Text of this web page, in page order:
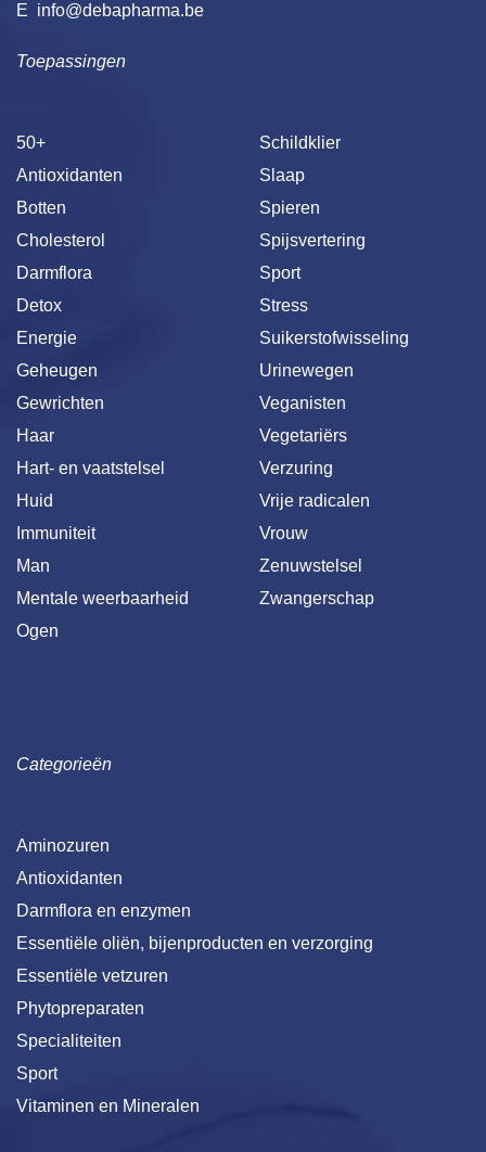
Toepassingen
50+
Antioxidanten
Botten
Cholesterol
Darmflora
Detox
Energie
Geheugen
Gewrichten
Haar
Hart- en vaatstelsel
Huid
Immuniteit
Man
Mentale weerbaarheid
Ogen
Schildklier
Slaap
Spieren
Spijsvertering
Sport
Stress
Suikerstofwisseling
Urinewegen
Veganisten
Vegetariërs
Verzuring
Vrije radicalen
Vrouw
Zenuwstelsel
Zwangerschap
E info@debapharma.be
Categorieën
Aminozuren
Antioxidanten
Darmflora en enzymen
Essentiële oliën, bijenproducten en verzorging
Essentiële vetzuren
Phytopreparaten
Specialiteiten
Sport
Vitaminen en Mineralen